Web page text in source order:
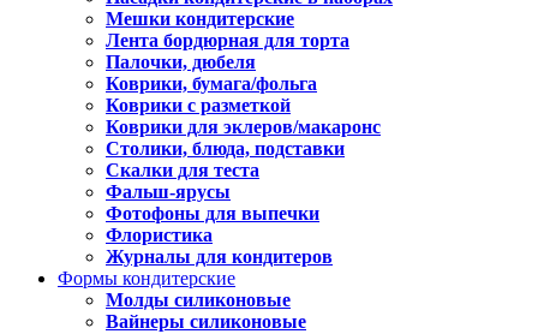
Мешки кондитерские
Лента бордюрная для торта
Палочки, дюбеля
Коврики, бумага/фольга
Коврики с разметкой
Коврики для эклеров/макаронс
Столики, блюда, подставки
Скалки для теста
Фальш-ярусы
Фотофоны для выпечки
Флористика
Журналы для кондитеров
Формы кондитерские
Молды силиконовые
Вайнеры силиконовые